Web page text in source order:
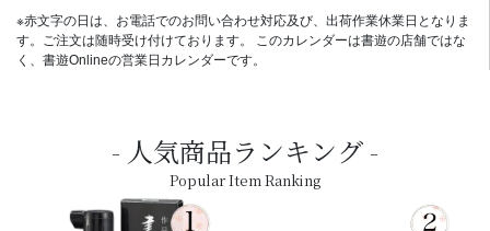
※赤文字の日は、お電話でのお問い合わせ対応及び、出荷作業休業日となりま
す。ご注文は随時受け付けております。 このカレンダーは書遊の店舗ではな
く、書遊Onlineの営業日カレンダーです。
人気商品ランキング
Popular Item Ranking